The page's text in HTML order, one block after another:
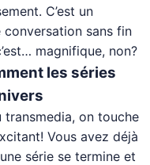
C’est un
sans fin
magnifique, non?
les séries
transmedia, on touche
Vous avez déjà
série se termine et